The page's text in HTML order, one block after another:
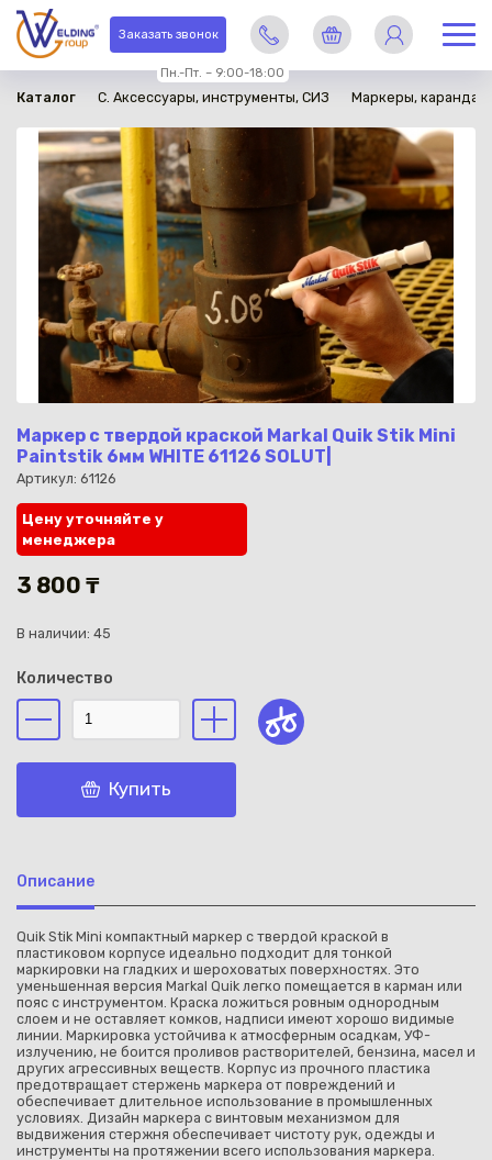
Заказать звонок
Пн.-Пт. – 9:00-18:00
Каталог C. Аксессуары, инструменты, СИЗ Маркеры,
Маркер с твердой краской Markal Quik Stik Mini
Paintstik 6мм WHITE 61126 SOLUT|
Артикул: 61126
в наличии
Цену уточняйте у
менеджера
3 800 ₸
В наличии: 45
Количество
Купить
Описание
Quik Stik Mini компактный маркер с твердой краской в
пластиковом корпусе идеально подходит для тонкой
маркировки на гладких и шероховатых поверхностях. Это
уменьшенная версия Markal Quik легко помещается в карман или
пояс с инструментом. Краска ложиться ровным однородным
слоем и не оставляет комков, надписи имеют хорошо видимые
линии. Маркировка устойчива к атмосферным осадкам, УФ-
излучению, не боится проливов растворителей, бензина, масел и
других агрессивных веществ. Корпус из прочного пластика
предотвращает стержень маркера от повреждений и
обеспечивает длительное использование в промышленных
условиях. Дизайн маркера с винтовым механизмом для
выдвижения стержня обеспечивает чистоту рук, одежды и
инструменты на протяжении всего использования маркера.